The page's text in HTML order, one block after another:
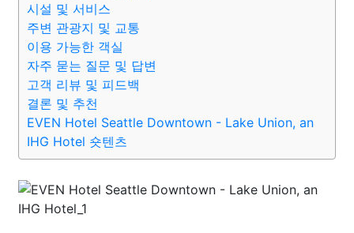
시설 및 서비스
주변 관광지 및 교통
이용 가능한 객실
자주 묻는 질문 및 답변
고객 리뷰 및 피드백
결론 및 추천
EVEN Hotel Seattle Downtown - Lake Union, an
IHG Hotel 숏텐츠